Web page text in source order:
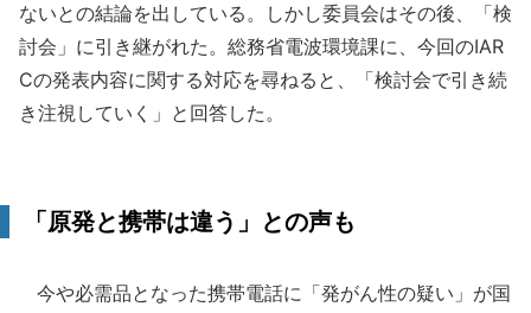
ないとの結論を出している。しかし委員会はその後、「検
討会」に引き継がれた。総務省電波環境課に、今回のIAR
Cの発表内容に関する対応を尋ねると、「検討会で引き続
き注視していく」と回答した。
「原発と携帯は違う」との声も
今や必需品となった携帯電話に「発がん性の疑い」が国